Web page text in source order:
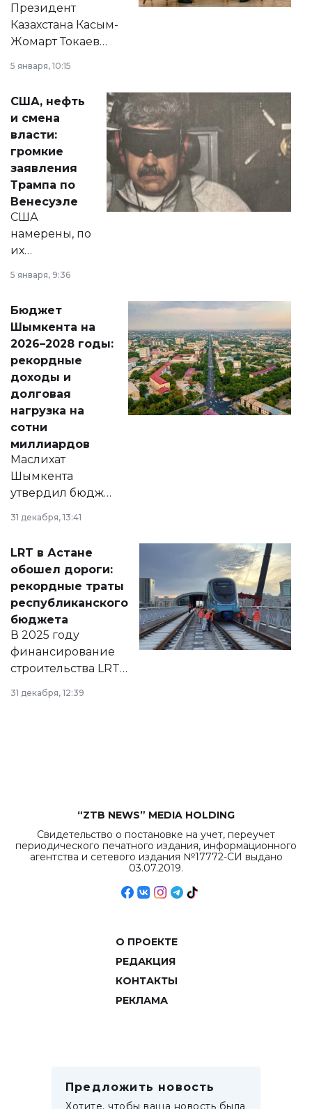
Президент
Казахстана Касым-
Жомарт Токаев
сразу несколько
актуальных тем —
от слухов о
политических
реформах до
вопросов армии,
экономики и
личного здоровья.
5 января, 10:15
США, нефть
и смена
власти:
громкие
заявления
Трампа по
Венесуэле
США
намерены, по
их
принести
народу
Венесуэлы.
5 января, 9:36
Бюджет
Шымкента на
2026–2028 годы:
рекордные
доходы и
долговая
нагрузка на
сотни
миллиардов
Маслихат
Шымкента
утвердил бюджет
города на 2026–
2028 годы.
документ
появился в базе
нормативных
правовых актов и
на сайте маслихат
города.
31 декабря, 13:41
LRT в Астане
обошел дороги:
рекордные траты
республиканского
бюджета
В 2025 году
финансирование
строительства LRT
в Астане из
республиканского
31 декабря, 12:39
“ZTB NEWS” MEDIA HOLDING
Свидетельство о постановке на учет, переучет
периодического печатного издания, информационного
агентства и сетевого издания №17772-СИ выдано
03.07.2019.
О ПРОЕКТЕ
РЕДАКЦИЯ
КОНТАКТЫ
РЕКЛАМА
Предложить новость
Хотите, чтобы ваша новость была